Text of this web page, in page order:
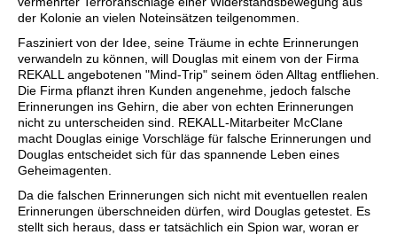
der Kolonie an vielen Noteinsätzen teilgenommen.
Fasziniert von der Idee, seine Träume in echte Erinnerungen
verwandeln zu können, will Douglas mit einem von der Firma
REKALL angebotenen "Mind-Trip" seinem öden Alltag entfliehen.
Die Firma pflanzt ihren Kunden angenehme, jedoch falsche
Erinnerungen ins Gehirn, die aber von echten Erinnerungen
nicht zu unterscheiden sind. REKALL-Mitarbeiter McClane
macht Douglas einige Vorschläge für falsche Erinnerungen und
Douglas entscheidet sich für das spannende Leben eines
Geheimagenten.
Da die falschen Erinnerungen sich nicht mit eventuellen realen
Erinnerungen überschneiden dürfen, wird Douglas getestet. Es
stellt sich heraus, dass er tatsächlich ein Spion war, woran er